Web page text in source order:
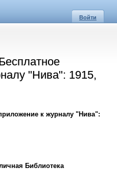
Войти
"Нива": 1915,
к журналу "Нива":
Библиотека